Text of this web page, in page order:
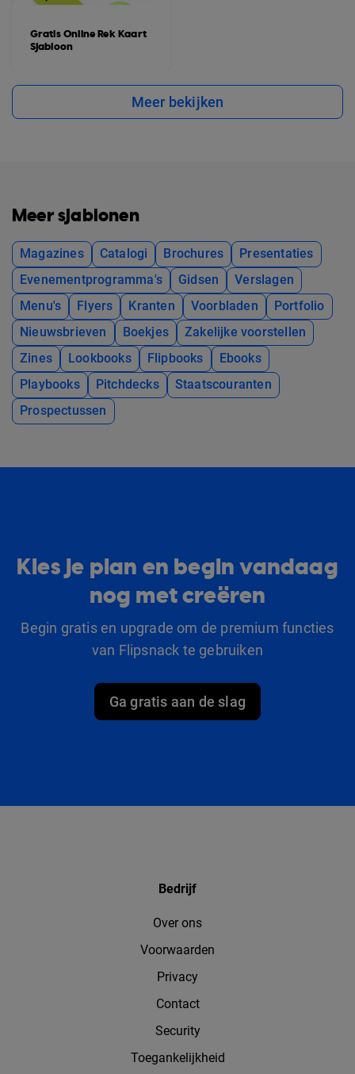
Gratis Online Rek Kaart
Sjabloon
Meer bekijken
Meer sjablonen
Magazines Catalogi Brochures
Presentaties
Evenementprogramma's
Gidsen
Verslagen
Menu's
Flyers Kranten Voorbladen
Portfolio
Nieuwsbrieven
Boekjes
Zakelijke voorstellen
Zines
Lookbooks Flipbooks
Ebooks
Playbooks
Pitchdecks
Staatscouranten
Prospectussen
Kies je plan en begin vandaag
nog met creëren
Begin gratis en upgrade om de premium functies
van Flipsnack te gebruiken
Ga gratis aan de slag
Bedrijf
Over ons
Voorwaarden
Privacy
Contact
Security
Toegankelijkheid